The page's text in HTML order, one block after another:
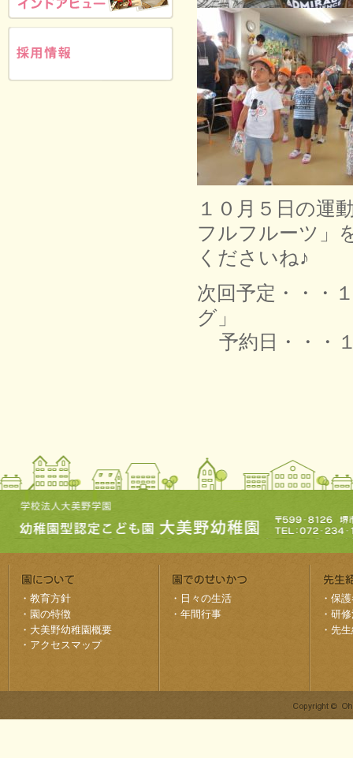
１０月５日の運
フルフルーツ」
くださいね♪
次回予定・・・
グ」
予約日・・・
・ 教育方針
・ 園の特徴
・ 大美野幼稚園概要
・ アクセスマップ
・ 日々の生活
・ 年間行事
・ 保
・ 研
・ 先